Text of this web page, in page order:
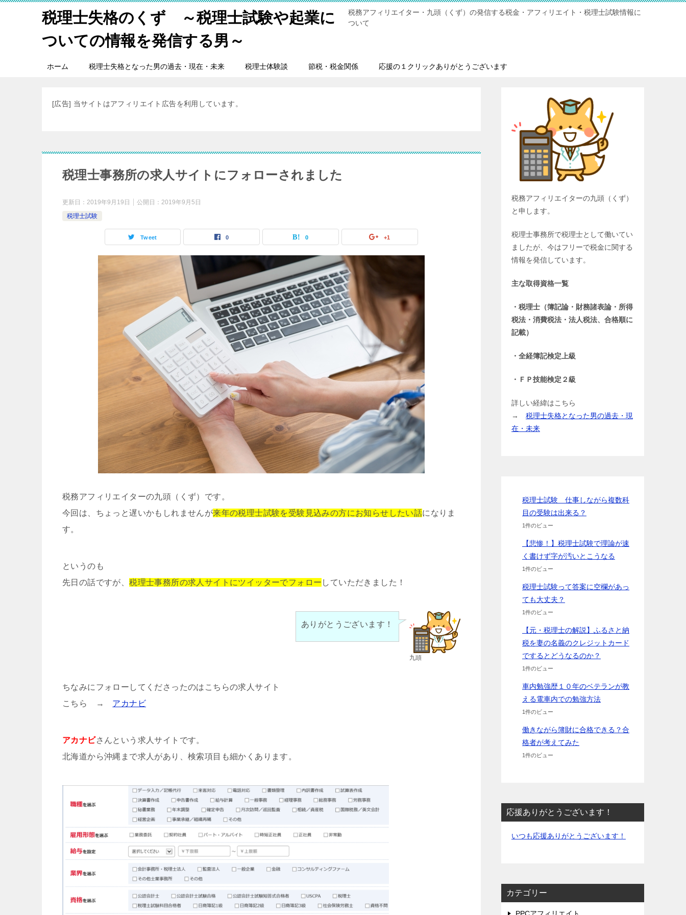
税理士失格のくず ～税理士試験や起業に
ついての情報を発信する男～
税務アフィリエイター・九頭（くず）の発信する税金・アフィリエイト・税理士試験情報に
ついて
ホーム 税理士失格となった男の過去・現在・未来 税理士体験談 節税・税金関係 応援の１クリックありがとうございます
[広告] 当サイトはアフィリエイト広告を利用しています。
税理士事務所の求人サイトにフォローされました
更新日： 2019年9月19日 公開日： 2019年9月5日
税理士試験
Tweet 0 0 +1
税務アフィリエイターの九頭（くず）です。
今回は、ちょっと遅いかもしれませんが来年の税理士試験を受験見込みの方にお知らせしたい話になりま
す。
というのも
先日の話ですが、税理士事務所の求人サイトにツイッターでフォロー していただきました！
九頭
ありがとうございます！
ちなみにフォローしてくださったのはこちらの求人サイト
こちら → アカナビ
アカナビさんという求人サイトです。
北海道から沖縄まで求人があり、検索項目も細かくあります。
税務アフィリエイターの九頭（くず）
と申します。
税理士事務所で税理士として働いてい
ましたが、今はフリーで税金に関する
情報を発信しています。
主な取得資格一覧
・税理士（簿記論・財務諸表論・所得
税法・消費税法・法人税法、合格順に
記載）
・全経簿記検定上級
・ＦＰ技能検定２級
詳しい経緯はこちら
→ 税理士失格となった男の過去・現
在・未来
税理士試験 仕事しながら複数科
目の受験は出来る？
1件のビュー
【悲惨！】税理士試験で理論が速
く書けず字が汚いとこうなる
1件のビュー
税理士試験って答案に空欄があっ
ても大丈夫？
1件のビュー
【元・税理士の解説】ふるさと納
税を妻の名義のクレジットカード
でするとどうなるのか？
1件のビュー
車内勉強歴１０年のベテランが教
える電車内での勉強方法
1件のビュー
働きながら簿財に合格できる？合
格者が考えてみた
1件のビュー
応援ありがとうございます！
いつも応援ありがとうございます！
カテゴリー